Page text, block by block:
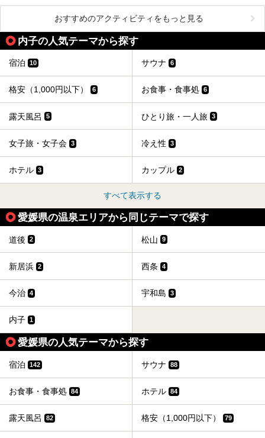
おすすめのアクティビティをもっと見る
内子の人気テーマから探す
宿泊 10 サウナ 6
格安（1,000円以下） 6 お食事・食事処 6
露天風呂 5 ひとり旅・一人旅 3
女子旅・女子会 3 冷え性 3
ホテル 3 カップル 2
すべて表示する
愛媛県の温泉エリアから同じテーマで探す
道後 2 松山 9
新居浜 2 西条 4
今治 4 宇和島 3
内子 1
愛媛県の人気テーマから探す
宿泊 142 サウナ 88
お食事・食事処 84 ホテル 84
露天風呂 82 格安（1,000円以下） 79